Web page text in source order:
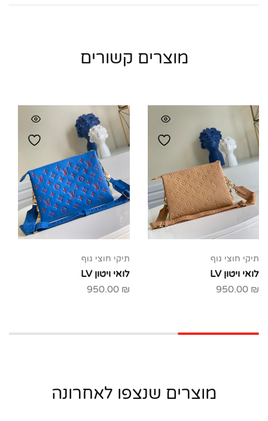
מוצרים קשורים
תיקי חוצי גוף
לואי ויטון LV
950.00 ₪
תיקי חוצי גוף
לואי ויטון LV
950.00 ₪
מוצרים שנצפו לאחרונה